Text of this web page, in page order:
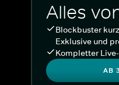
Alles
Blockbuster
Exklusive und
Kompletter
AB